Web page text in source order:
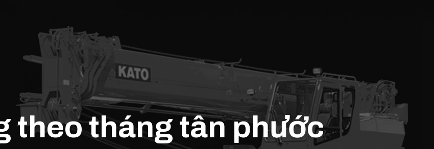
theo tháng tân phước